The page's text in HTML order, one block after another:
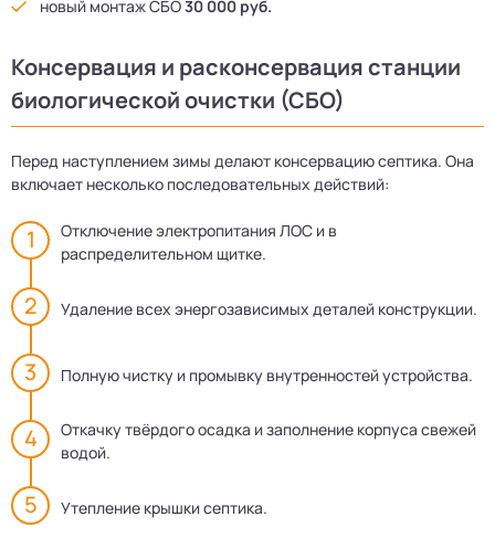
новый монтаж СБО30 000 руб.
Консервация и расконсервация станции
биологической очистки (СБО)
Перед наступлением зимы делают консервацию септика. Она
включает несколько последовательных действий:
Отключение электропитания ЛОС и в
распределительном щитке.
Удаление всех энергозависимых деталей конструкции.
Полную чистку и промывку внутренностей устройства.
Откачку твёрдого осадка и заполнение корпуса свежей
водой.
Утепление крышки септика.